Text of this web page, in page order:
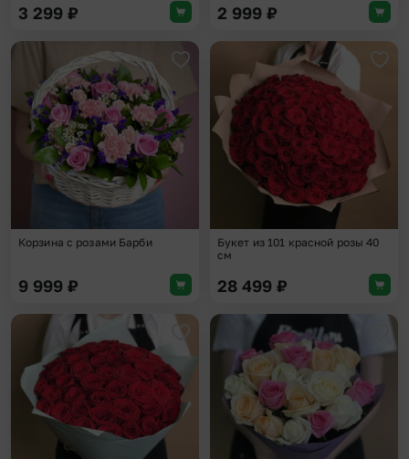
3 299 ₽ 2 999 ₽
Добавить в избранное
Корзина с розами Барби
9 999 ₽
Букет из 101 красной розы 40
см
28 499 ₽
Добавить в избранное